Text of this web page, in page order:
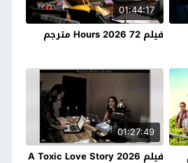
01:44:17
فيلم 72 Hours 2026 مترجم
01:27:49
فيلم A Toxic Love Story 2026